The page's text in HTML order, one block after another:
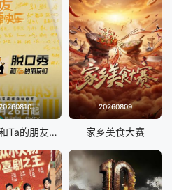
脱口秀和Ta的朋友们 第三季
20260809
家乡美食大赛